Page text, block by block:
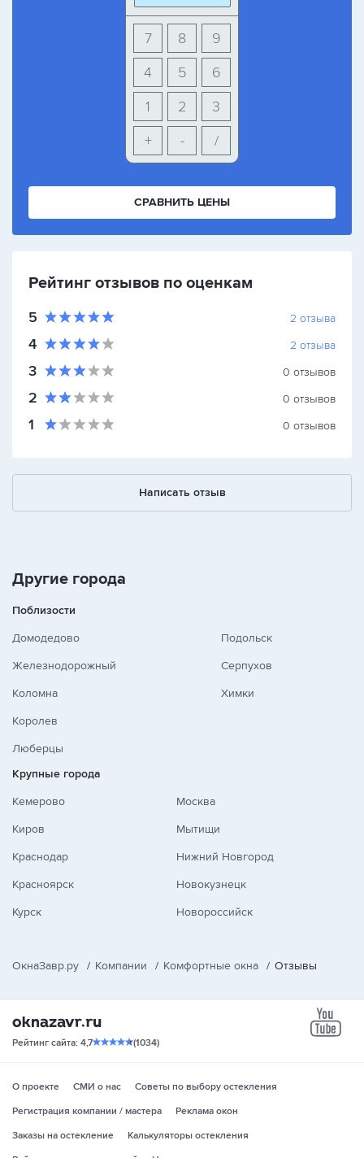
9
8
7
6
5
4
3
2
1
+
- /
СРАВНИТЬ ЦЕНЫ
Рейтинг отзывов по оценкам
5 2 отзыва
4 2 отзыва
3 0 отзывов
2 0 отзывов
1 0 отзывов
Написать отзыв
Другие города
Поблизости
Домодедово
Железнодорожный
Коломна
Королев
Люберцы
Подольск
Серпухов
Химки
Крупные города
Кемерово
Киров
Краснодар
Красноярск
Курск
Москва
Мытищи
Нижний Новгород
Новокузнецк
Новороссийск
ОкнаЗавр.ру / Компании / Комфортные окна / Отзывы
Рейтинг сайта: 4,7 (1034)
О проекте СМИ о нас
Советы по выбору остекления
Регистрация компании / мастера
Реклама окон
Заказы на остекление
Калькуляторы остекления